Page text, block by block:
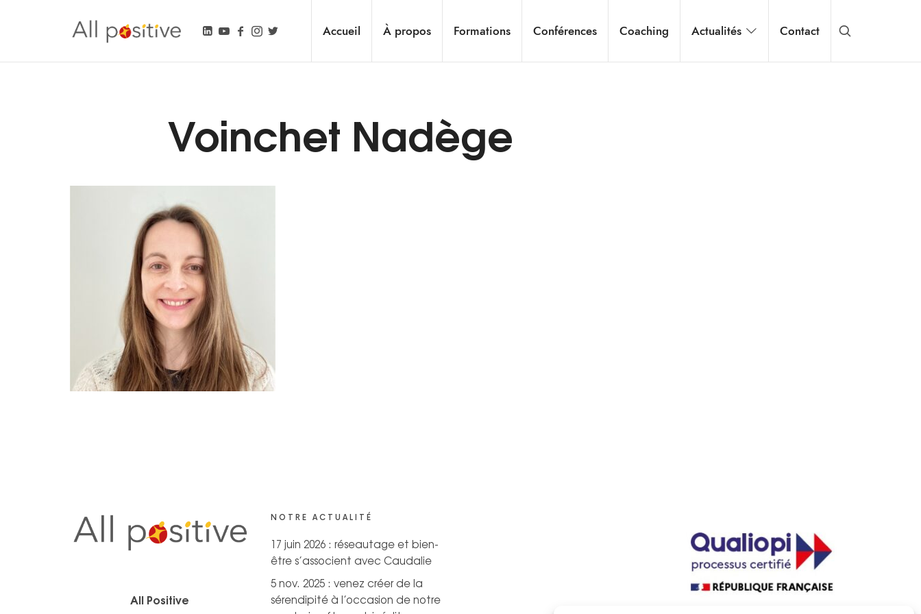
All Positive Accueil À propos Formations Conférences Coaching Actualités Contact
Voinchet Nadège
All Positive
NOTRE ACTUALITÉ
17 juin 2026 : réseautage et bien-
être s’associent avec Caudalie
5 nov. 2025 : venez créer de la
sérendipité à l’occasion de notre